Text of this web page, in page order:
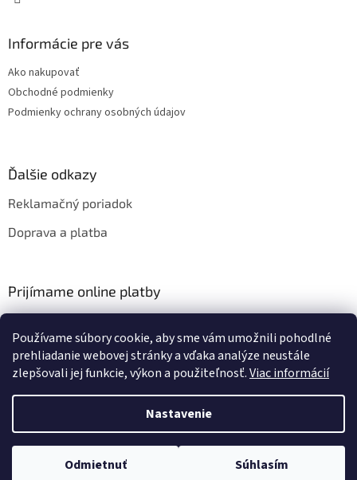
Používame súbory cookie, aby sme vám umožnili pohodlné
prehliadanie webovej stránky a vďaka analýze neustále
zlepšovali jej funkcie, výkon a použiteľnosť.Viac informácií
Nastavenie
Odmietnuť Súhlasím
Informácie pre vás
Ako nakupovať
Obchodné podmienky
Podmienky ochrany osobných údajov
Ďalšie odkazy
Reklamačný poriadok
Doprava a platba
Prijímame online platby
Copyright 2026HIFIZA. Všetky práva vyhradené.Upraviť nastavenie